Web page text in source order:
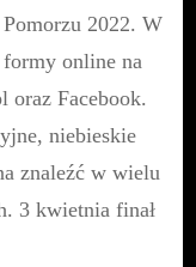
Pomorzu
2022
28
marca
2022. W
online na
oraz Facebook.
niebieskie
znaleźć w wielu
3 kwietnia finał